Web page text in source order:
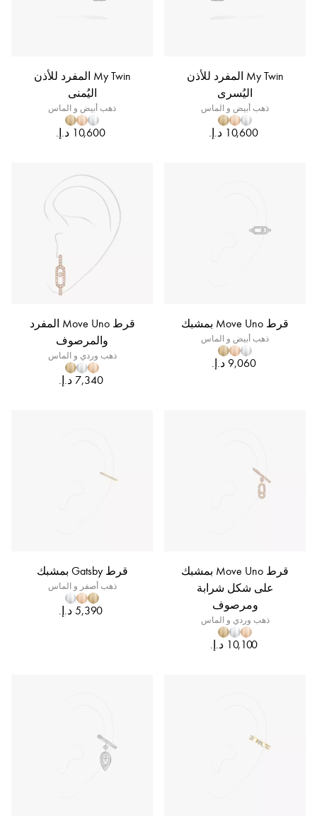
My Twin المفرد للأذن
اليُسرى
ذهب أبيض و الماس
My Twin المفرد للأذن
اليُمنى
ذهب أبيض و الماس
قرط Move Uno بمشبك
ذهب أبيض و الماس
‏9,060 د.إ.‏
قرط Move Uno المفرد
والمرصوف
ذهب وردي و الماس
‏7,340 د.إ.‏
قرط Move Uno بمشبك
على شكل شرابة
ومرصوف
ذهب وردي و الماس
‏10,100 د.إ.‏
قرط Gatsby بمشبك
ذهب أصفر و الماس